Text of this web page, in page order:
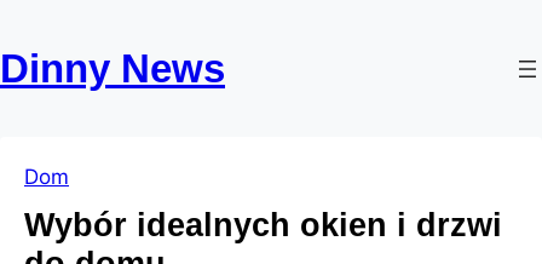
treści
content
Dinny News
Dom
Wybór idealnych okien i drzwi